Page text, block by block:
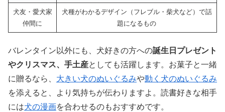
犬友・愛犬家
仲間に
犬種がわかるデザイン（フレブル・柴犬など）で話
題になるもの
バレンタイン以外にも、犬好きの方への誕生日プレゼント
やクリスマス、手土産としても活躍します。お菓子と一緒
に贈るなら、 大きい犬のぬいぐるみや動く犬のぬいぐるみ
を添えると、より気持ちが伝わりますよ。読書好きな相手
には犬の漫画を合わせるのもおすすめです。